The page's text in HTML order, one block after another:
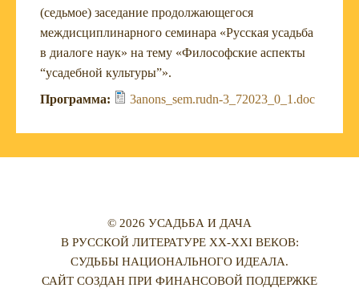
(седьмое) заседание продолжающегося
междисциплинарного семинара «Русская усадьба
в диалоге наук» на тему «Философские аспекты
“усадебной культуры”».
Программа:
3anons_sem.rudn-3_72023_0_1.doc
© 2026 УСАДЬБА И ДАЧА
В РУССКОЙ ЛИТЕРАТУРЕ XX-XXI ВЕКОВ:
СУДЬБЫ НАЦИОНАЛЬНОГО ИДЕАЛА.
САЙТ СОЗДАН ПРИ ФИНАНСОВОЙ ПОДДЕРЖКЕ